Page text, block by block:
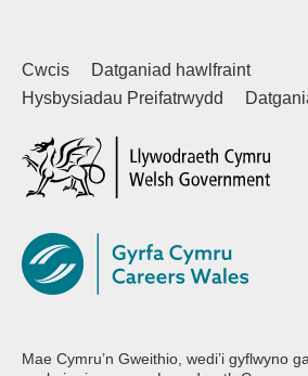
Cwcis
Datganiad hawlfraint
Hysbysiadau Preifatrwydd
Mae Cymru’n Gweithio, wedi’i gyflwyno